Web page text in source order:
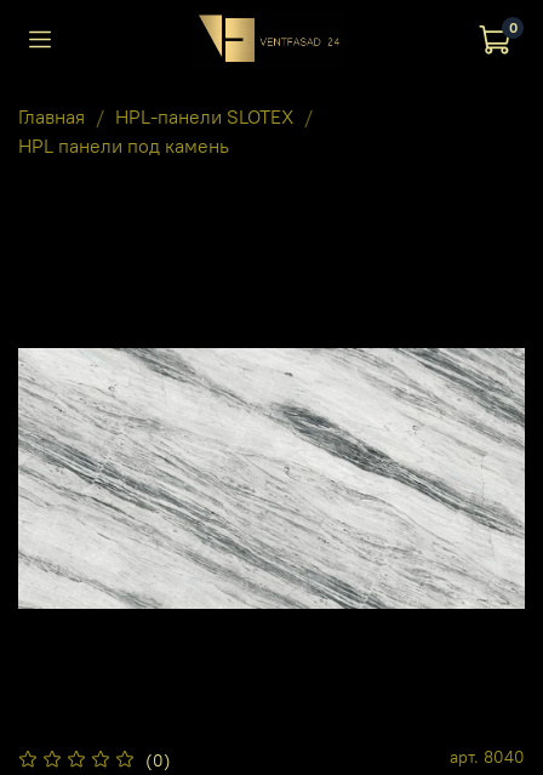
0
Главная
HPL-панели SLOTEX
HPL панели под камень
(0) арт. 8040